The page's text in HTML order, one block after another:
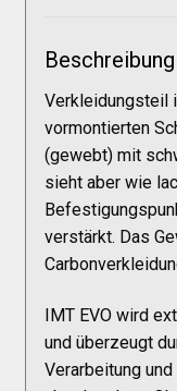
Beschreibung
Verkleidungsteil
vormontierten
(gewebt) mit
sieht aber wie
verstärkt. Das
IMT EVO wird
und überzeugt
Verarbeitung